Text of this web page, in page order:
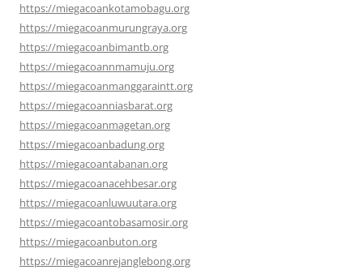
https://miegacoankotamobagu.org
https://miegacoanmurungraya.org
https://miegacoanbimantb.org
https://miegacoannmamuju.org
https://miegacoanmanggaraintt.org
https://miegacoanniasbarat.org
https://miegacoanmagetan.org
https://miegacoanbadung.org
https://miegacoantabanan.org
https://miegacoanacehbesar.org
https://miegacoanluwuutara.org
https://miegacoantobasamosir.org
https://miegacoanbuton.org
https://miegacoanrejanglebong.org